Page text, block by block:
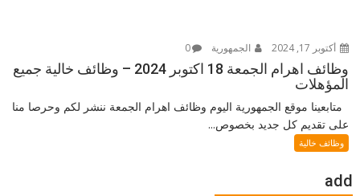
أكتوبر 17, 2024 الجمهورية 0
وظائف اهرام الجمعة 18 اكتوبر 2024 – وظائف خالية جميع
المؤهلات
متابعينا موقع الجمهورية اليوم وظائف اهرام الجمعة ننشر لكم وحرصا منا
على تقديم كل جديد بخصوص...
وظائف خالية
add